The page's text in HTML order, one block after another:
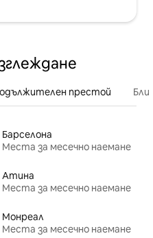
престой
Барселона
Места за месечно наемане
Атина
Места за месечно наемане
Монреал
Места за месечно наемане